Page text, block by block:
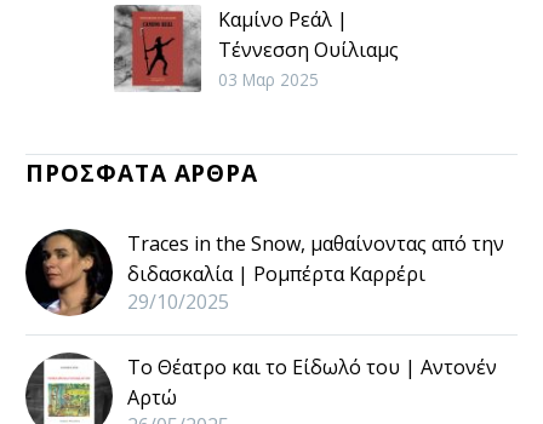
Καμίνο Ρεάλ |
Τέννεσση Ουίλιαμς
Το αίσθημα του
αντικατοπτρίζει τα
του συγγραφέα όσο
και το συλλογικό
αδιέξοδο μιας
03 Μαρ 2025
ΠΡΟΣΦΑΤΑ ΑΡΘΡΑ
Traces in the Snow, μαθαίνοντας από την
διδασκαλία | Ρομπέρτα Καρρέρι
29/10/2025
Το Θέατρο και το Είδωλό του | Αντονέν
Αρτώ